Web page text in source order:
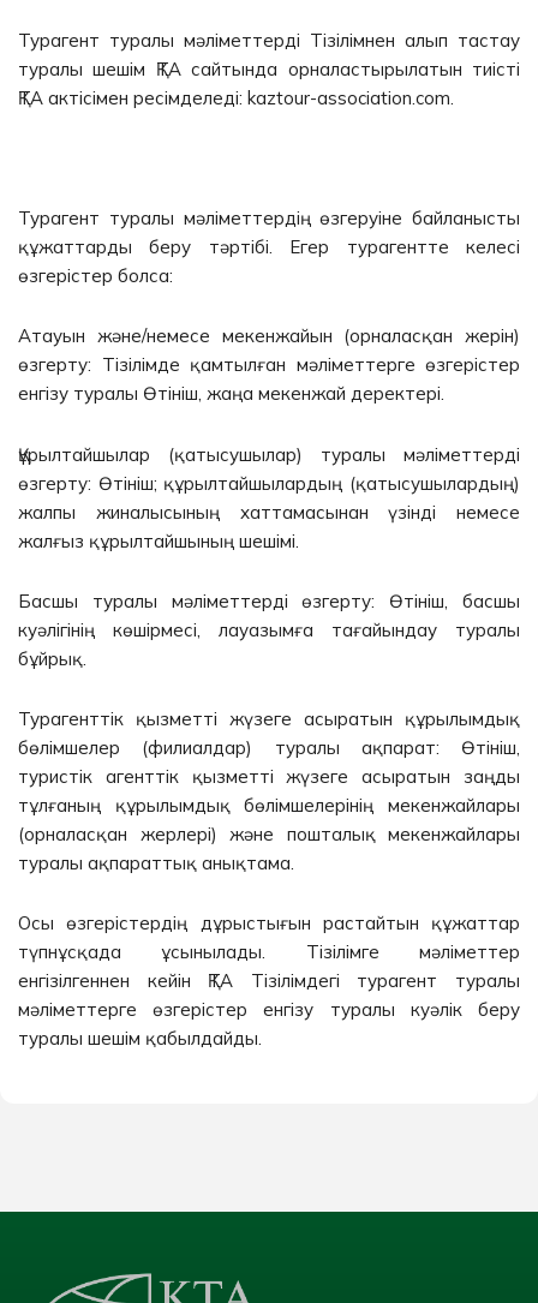
Турагент туралы мәліметтерді Тізілімнен алып тастау
туралы шешім ҚТА сайтында орналастырылатын тиісті
ҚТА актісімен ресімделеді: kaztour-association.com.
Турагент туралы мәліметтердің өзгеруіне байланысты
құжаттарды беру тәртібі. Егер турагентте келесі
өзгерістер болса:
Атауын және/немесе мекенжайын (орналасқан жерін)
өзгерту: Тізілімде қамтылған мәліметтерге өзгерістер
енгізу туралы Өтініш, жаңа мекенжай деректері.
Құрылтайшылар (қатысушылар) туралы мәліметтерді
өзгерту: Өтініш; құрылтайшылардың (қатысушылардың)
жалпы жиналысының хаттамасынан үзінді немесе
жалғыз құрылтайшының шешімі.
Басшы туралы мәліметтерді өзгерту: Өтініш, басшы
куәлігінің көшірмесі, лауазымға тағайындау туралы
бұйрық.
Турагенттік қызметті жүзеге асыратын құрылымдық
бөлімшелер (филиалдар) туралы ақпарат: Өтініш,
туристік агенттік қызметті жүзеге асыратын заңды
тұлғаның құрылымдық бөлімшелерінің мекенжайлары
(орналасқан жерлері) және пошталық мекенжайлары
туралы ақпараттық анықтама.
Осы өзгерістердің дұрыстығын растайтын құжаттар
түпнұсқада ұсынылады. Тізілімге мәліметтер
енгізілгеннен кейін ҚТА Тізілімдегі турагент туралы
мәліметтерге өзгерістер енгізу туралы куәлік беру
туралы шешім қабылдайды.